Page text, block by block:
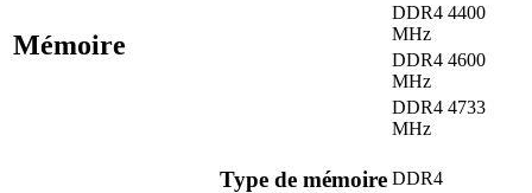
Mémoire
DDR4 4400
MHz
DDR4 4600
MHz
DDR4 4733
MHz
Type de mémoire DDR4